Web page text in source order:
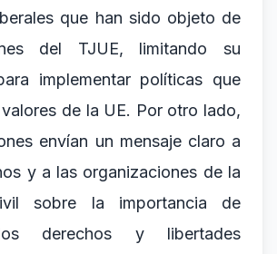
que han sido objeto de
del TJUE, limitando su
implementar políticas que
de la UE. Por otro lado,
envían un mensaje claro a
y a las organizaciones de la
sobre la importancia de
derechos y libertades